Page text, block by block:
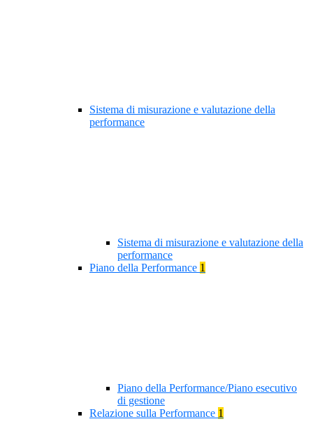
Sistema di misurazione e valutazione della
performance
Sistema di misurazione e valutazione della
performance
Piano della Performance 1
Piano della Performance/Piano esecutivo
di gestione
Relazione sulla Performance 1